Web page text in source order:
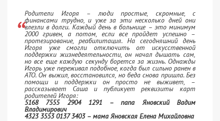
Родители Игоря – люди простые, скромные, с
финансами трудно, и уже за эти несколько дней они
влезли в долги. Каждый день в больнице – это минимум
2000 гривен, а потом, если все пройдет успешно –
протезирование, реабилитация. На сегодняшний день
Игоря уже смогли отключить от искусственной
поддержки жизнедеятельности, он начал дышать сам,
но все еще каждую секунду борется за жизнь. Однажды
Игорь уже переживал подобное, когда был сильно ранен в
АТО. Он выжил, восстановился, но беда снова пришла. Без
помощи и поддержки он просто не выживет, –
рассказывает Саша и публикует реквизиты карт
родителей Игоря:
‪5168 7555 2904 1291 – папа Яновский Вадим
Владимирович‬
4323 3553 0137 3403 – мама Яновская Елена Михайловна